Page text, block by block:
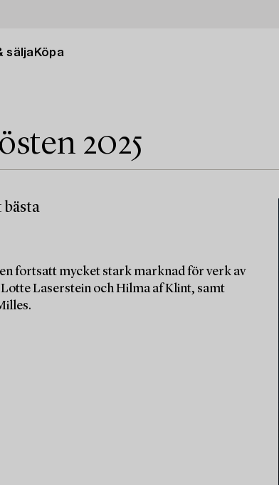
sälja Köpa
2025
bästa
fortsatt mycket stark marknad för verk av
Laserstein och Hilma af Klint, samt